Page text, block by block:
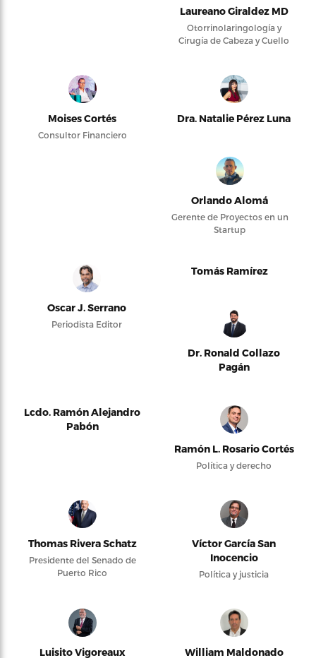
Laureano Giraldez MD
Otorrinolaringología y
Cirugía de Cabeza y Cuello
Moises Cortés
Consultor Financiero
Dra. Natalie Pérez Luna
Orlando Alomá
Gerente de Proyectos en un
Startup
Oscar J. Serrano
Periodista Editor
Tomás Ramírez
Dr. Ronald Collazo
Pagán
Lcdo. Ramón Alejandro
Pabón
Ramón L. Rosario Cortés
Política y derecho
Thomas Rivera Schatz
Presidente del Senado de
Puerto Rico
Víctor García San
Inocencio
Política y justicia
Luisito Vigoreaux William Maldonado